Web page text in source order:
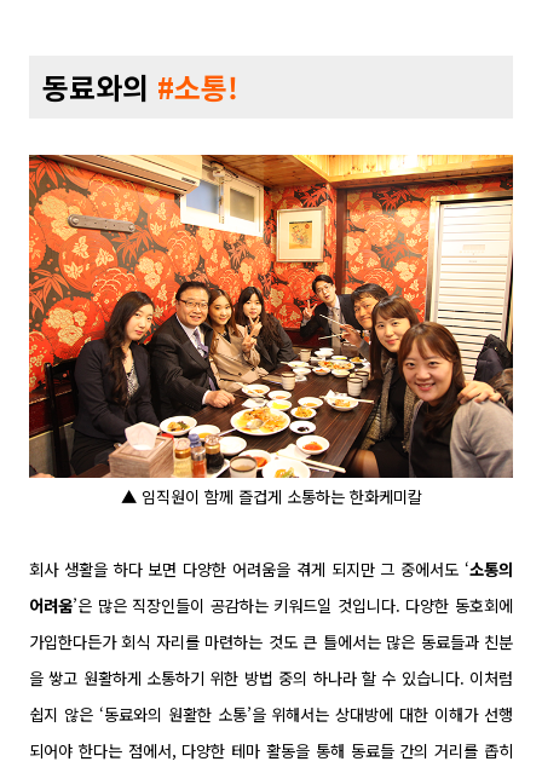
동료와의 #소통!
▲ 임직원이 함께 즐겁게 소통하는 한화케미칼
회사 생활을 하다 보면 다양한 어려움을 겪게 되지만 그 중에서도 ‘소통의
어려움’은 많은 직장인들이 공감하는 키워드일 것입니다. 다양한 동호회에
가입한다든가 회식 자리를 마련하는 것도 큰 틀에서는 많은 동료들과 친분
을 쌓고 원활하게 소통하기 위한 방법 중의 하나라 할 수 있습니다. 이처럼
쉽지 않은 ‘동료와의 원활한 소통’을 위해서는 상대방에 대한 이해가 선행
되어야 한다는 점에서, 다양한 테마 활동을 통해 동료들 간의 거리를 좁히